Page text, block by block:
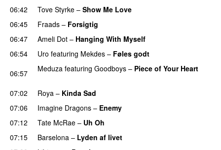
06:42
Tove Styrke – Show Me Love
06:45 Fraads – Forsigtig
06:47
Ameli Dot – Hanging With Myself
06:54
Uro featuring Mekdes – Føles godt
06:57
Meduza featuring Goodboys – Piece of Your Heart
07:02 Roya – Kinda Sad
07:06 Imagine Dragons – Enemy
07:12
Tate McRae – Uh Oh
07:15 Barselona – Lyden af livet